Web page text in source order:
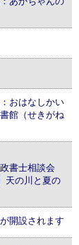
おはなしかい
館（せきがね
書士相談会
天の川と夏の
開設されます